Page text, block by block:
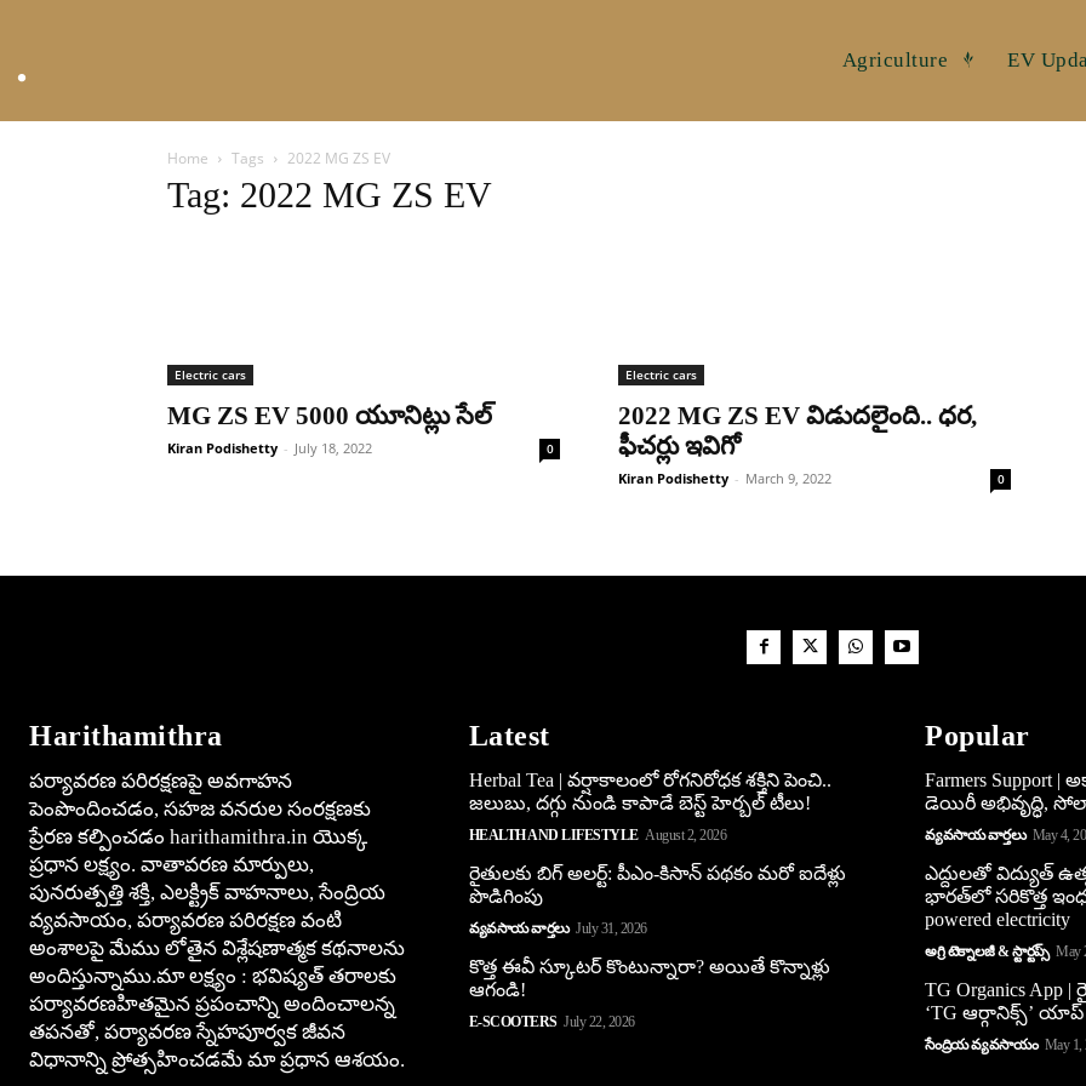
Agriculture EV
Home Tags 2022 MG ZS EV
Tag: 2022 MG ZS EV
Electric cars
MG ZS EV 5000 యూనిట్లు సేల్‌
Kiran Podishetty - July 18, 2022 0
Electric cars
2022 MG ZS EV విడుద‌లైంది.. ధ‌ర,
ఫీచ‌ర్లు ఇవిగో
Kiran Podishetty - March 9, 2022 0
Harithamithra
పర్యావరణ పరిరక్షణపై అవగాహన
పెంపొందించడం, సహజ వనరుల సంరక్షణకు
ప్రేరణ కల్పించడం harithamithra.in యొక్క
ప్రధాన లక్ష్యం. వాతావరణ మార్పులు,
పునరుత్పత్తి శక్తి, ఎలక్ట్రిక్ వాహనాలు, సేంద్రియ
వ్యవసాయం, పర్యావరణ పరిరక్షణ వంటి
అంశాలపై మేము లోతైన విశ్లేషణాత్మక కథనాలను
అందిస్తున్నాము.మా లక్ష్యం : భవిష్యత్ తరాలకు
పర్యావరణహితమైన ప్రపంచాన్ని అందించాలన్న
తపనతో, పర్యావరణ స్నేహపూర్వక జీవన
విధానాన్ని ప్రోత్సహించడమే మా ప్రధాన ఆశయం.
Latest
Herbal Tea | వర్షాకాలంలో రోగనిరోధక శక్తిని పెంచి..
జలుబు, దగ్గు నుండి కాపాడే బెస్ట్ హెర్బల్ టీలు!
HEALTH AND LIFESTYLE August 2, 2026
రైతులకు బిగ్ అలర్ట్: పీఎం-కిసాన్ పథకం మరో ఐదేళ్లు
పొడిగింపు
వ్యవసాయ వార్తలు July 31, 2026
కొత్త ఈవీ స్కూట‌ర్ కొంటున్నారా? అయితే కొన్నాళ్లు
ఆగండి!
E-SCOOTERS July 22, 2026
Popular
Farmers Support
డెయిరీ అభివృద్ధి, సోలార్
వ్యవసాయ వార్తలు May 4,
ఎద్దులతో విద్యుత్
భారత్‌లో సరికొత్త
powered electricity
అగ్రి టెక్నాలజీ & స్టార్టప్స్ May
TG Organics App
‘TG ఆర్గానిక్స్’ యాప్
సేంద్రియ వ్యవసాయం May 1,